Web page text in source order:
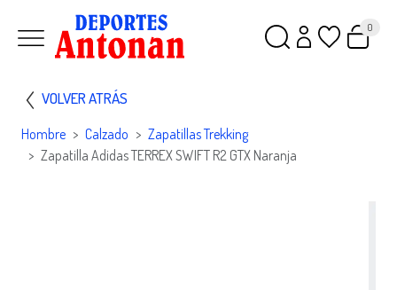
0
VOLVER ATRÁS
Hombre Calzado
Zapatillas Trekking
Zapatilla Adidas TERREX SWIFT R2 GTX Naranja